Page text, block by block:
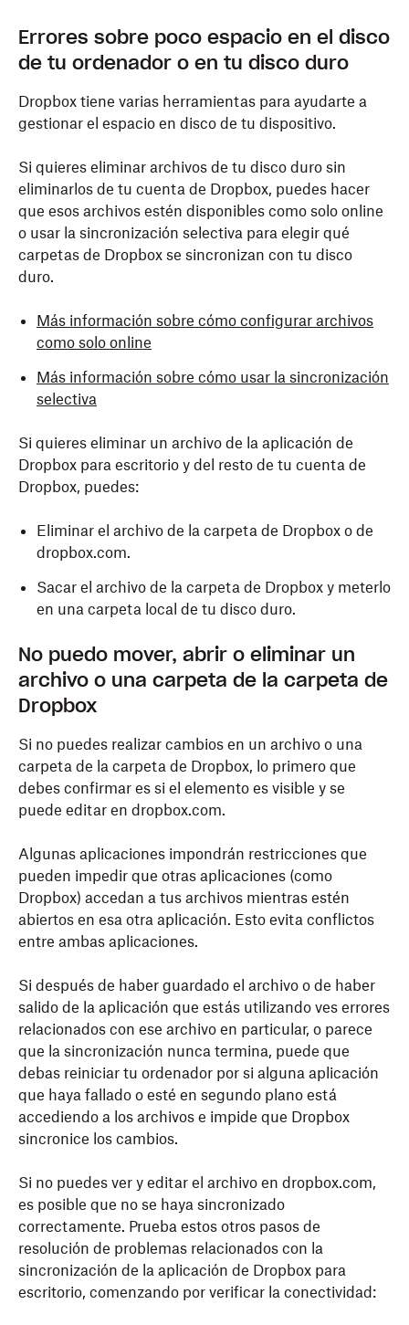
Errores sobre poco espacio en el disco
de tu ordenador o en tu disco duro
Dropbox tiene varias herramientas para ayudarte a
gestionar el espacio en disco de tu dispositivo.
Si quieres eliminar archivos de tu disco duro sin
eliminarlos de tu cuenta de Dropbox, puedes hacer
que esos archivos estén disponibles como solo online
o usar la sincronización selectiva para elegir qué
carpetas de Dropbox se sincronizan con tu disco
duro.
Más información sobre cómo configurar archivos
como solo online
Más información sobre cómo usar la sincronización
selectiva
Si quieres eliminar un archivo de la aplicación de
Dropbox para escritorio y del resto de tu cuenta de
Dropbox, puedes:
Eliminar el archivo de la carpeta de Dropbox o de
dropbox.com.
Sacar el archivo de la carpeta de Dropbox y meterlo
en una carpeta local de tu disco duro.
No puedo mover, abrir o eliminar un
archivo o una carpeta de la carpeta de
Dropbox
Si no puedes realizar cambios en un archivo o una
carpeta de la carpeta de Dropbox, lo primero que
debes confirmar es si el elemento es visible y se
puede editar en dropbox.com.
Algunas aplicaciones impondrán restricciones que
pueden impedir que otras aplicaciones (como
Dropbox) accedan a tus archivos mientras estén
abiertos en esa otra aplicación. Esto evita conflictos
entre ambas aplicaciones.
Si después de haber guardado el archivo o de haber
salido de la aplicación que estás utilizando ves errores
relacionados con ese archivo en particular, o parece
que la sincronización nunca termina, puede que
debas reiniciar tu ordenador por si alguna aplicación
que haya fallado o esté en segundo plano está
accediendo a los archivos e impide que Dropbox
sincronice los cambios.
Si no puedes ver y editar el archivo en dropbox.com,
es posible que no se haya sincronizado
correctamente. Prueba estos otros pasos de
resolución de problemas relacionados con la
sincronización de la aplicación de Dropbox para
escritorio, comenzando por verificar la conectividad: